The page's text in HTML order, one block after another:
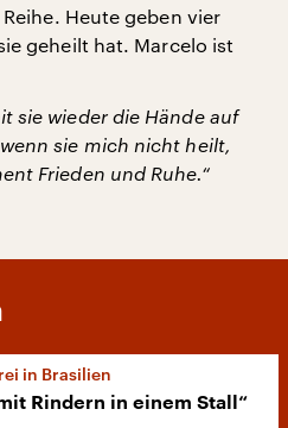
Heute geben vier
geheilt hat. Marcelo ist
sie wieder die Hände auf
sie mich nicht heilt,
Frieden und Ruhe.“
in Brasilien
Rindern in einem Stall“